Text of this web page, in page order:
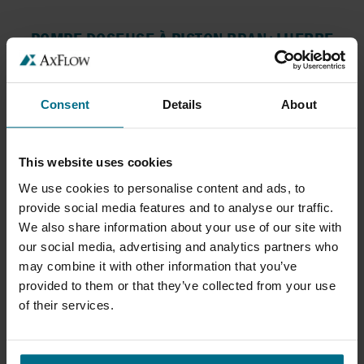
Consent Details About
This website uses cookies
We use cookies to personalise content and ads, to
provide social media features and to analyse our traffic.
We also share information about your use of our site with
our social media, advertising and analytics partners who
may combine it with other information that you’ve
provided to them or that they’ve collected from your use
of their services.
POMPE DOSEUSE À PISTON BRAN+LUEBBE
Le Bran+Luebbe NOVADOS Plunger est une
pompe doseuse...
Débit volumique jusqu'à 22,5 m³/h